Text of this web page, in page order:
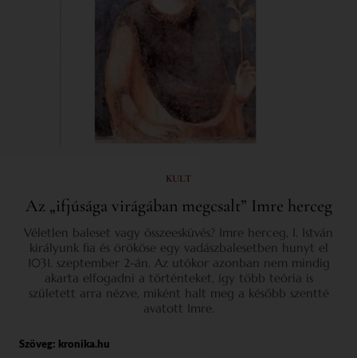
KULT
Az „ifjúsága virágában megcsalt” Imre herceg
Véletlen baleset vagy összeesküvés? Imre herceg, I. István
királyunk fia és örököse egy vadászbalesetben hunyt el
1031. szeptember 2-án. Az utókor azonban nem mindig
akarta elfogadni a történteket, így több teória is
született arra nézve, miként halt meg a később szentté
avatott Imre.
Szöveg: kronika.hu